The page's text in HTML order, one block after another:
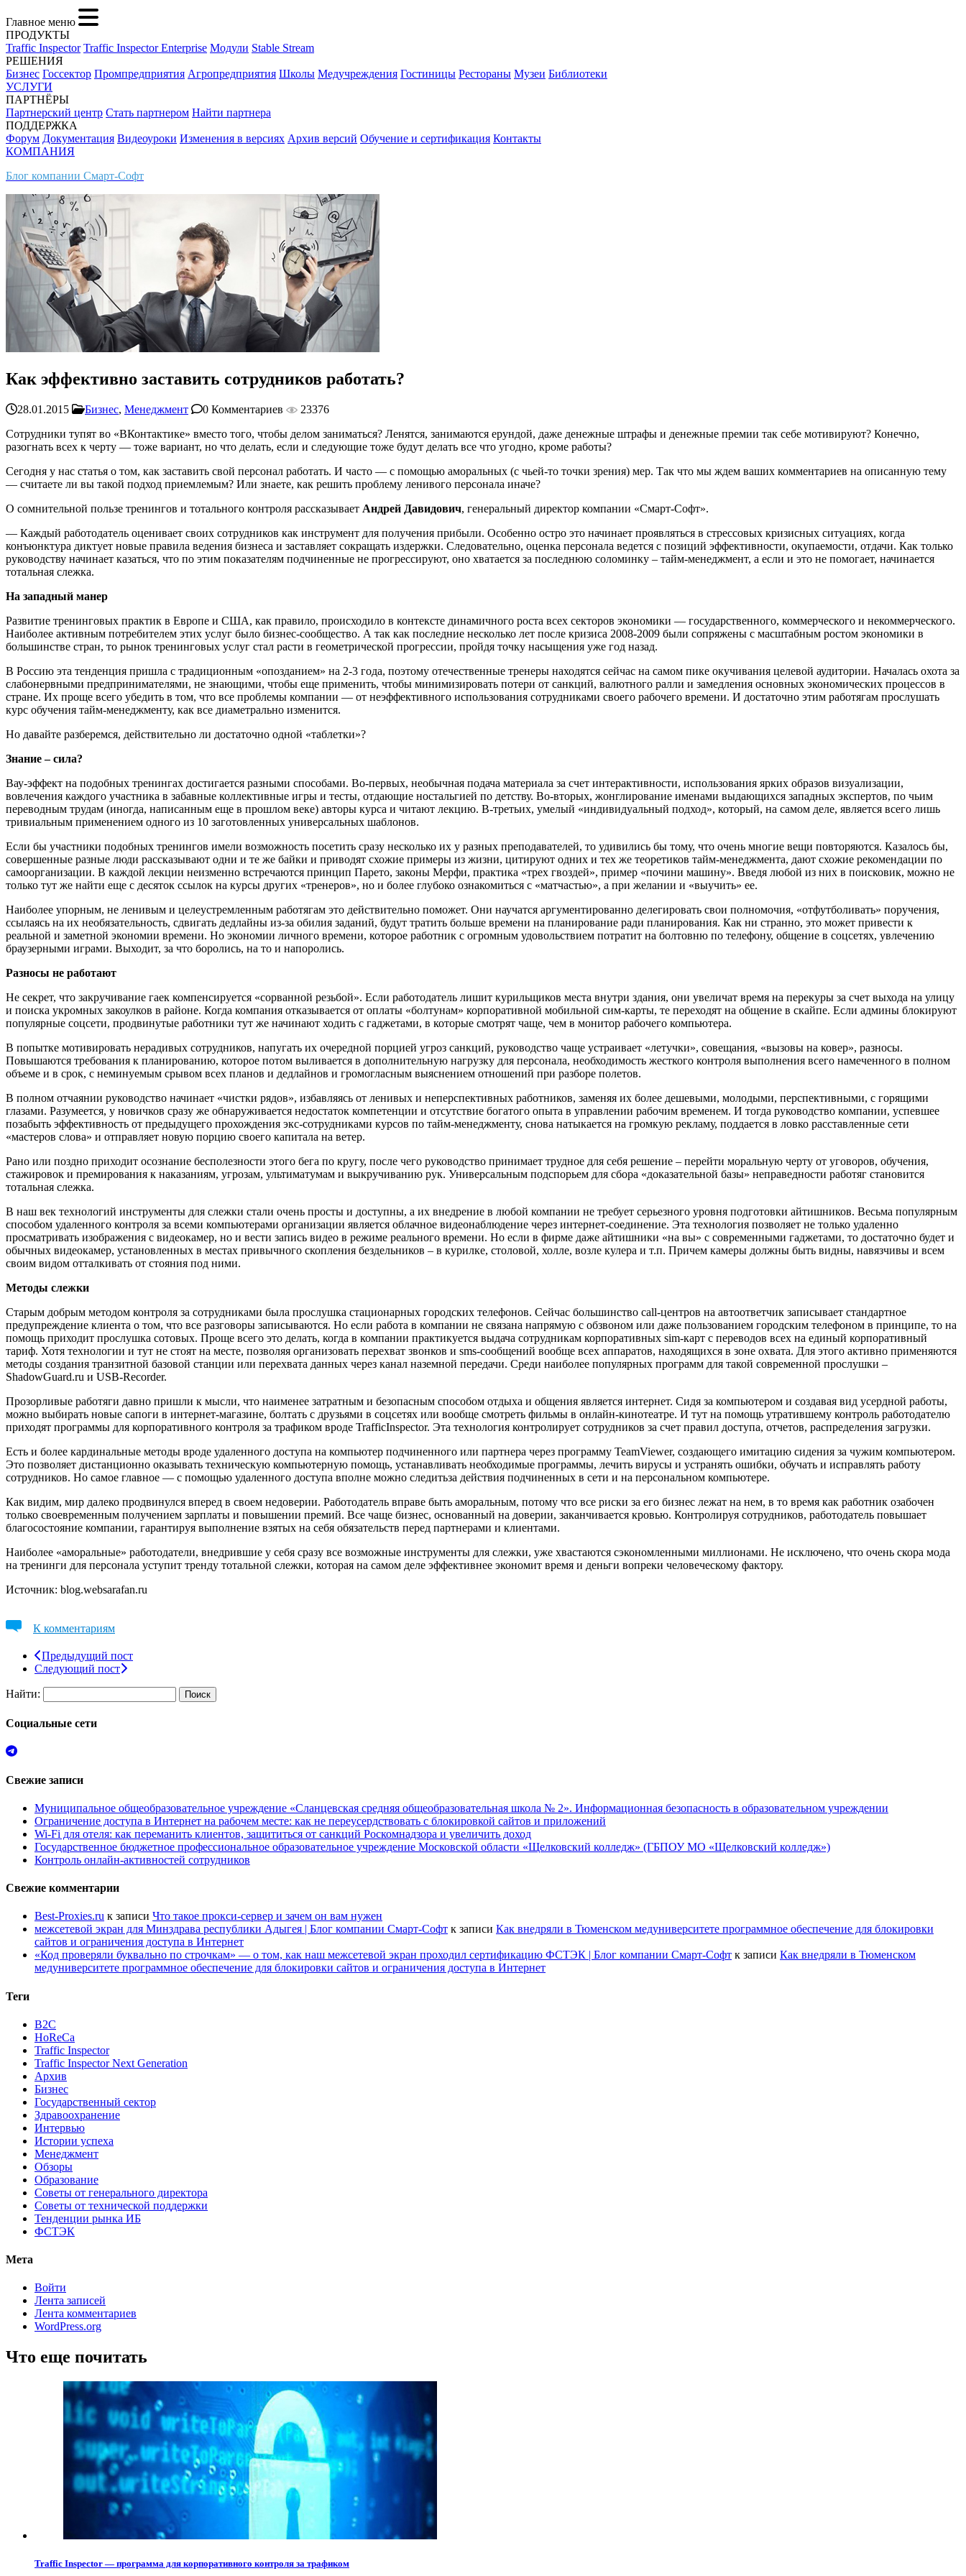
Главное меню
ПРОДУКТЫ
Traffic Inspector Traffic Inspector Enterprise Модули Stable Stream
РЕШЕНИЯ
Бизнес Госсектор Промпредприятия Агропредприятия Школы Медучреждения Гостиницы Рестораны Музеи Библиотеки
УСЛУГИ
ПАРТНЁРЫ
Партнерский центр Стать партнером Найти партнера
ПОДДЕРЖКА
Форум Документация Видеоуроки Изменения в версиях Архив версий Обучение и сертификация Контакты
КОМПАНИЯ
Блог компании Смарт-Софт
Как эффективно заставить сотрудников работать?
28.01.2015 Бизнес, Менеджмент 0 Комментариев
23376
Сотрудники тупят во «ВКонтактике» вместо того, чтобы делом заниматься? Ленятся, занимаются ерундой, даже денежные штрафы и денежные премии так себе мотивируют? Конечно,
разогнать всех к черту — тоже вариант, но что делать, если и следующие тоже будут делать все что угодно, кроме работы?
Сегодня у нас статья о том, как заставить свой персонал работать. И часто — с помощью аморальных (с чьей-то точки зрения) мер. Так что мы ждем ваших комментариев на описанную тему
— считаете ли вы такой подход приемлемым? Или знаете, как решить проблему ленивого персонала иначе?
О сомнительной пользе тренингов и тотального контроля рассказывает Андрей Давидович, генеральный директор компании «Смарт-Софт».
— Каждый работодатель оценивает своих сотрудников как инструмент для получения прибыли. Особенно остро это начинает проявляться в стрессовых кризисных ситуациях, когда
конъюнктура диктует новые правила ведения бизнеса и заставляет сокращать издержки. Следовательно, оценка персонала ведется с позиций эффективности, окупаемости, отдачи. Как только
руководству начинает казаться, что по этим показателям подчиненные не прогрессируют, оно хватается за последнюю соломинку – тайм-менеджмент, а если и это не помогает, начинается
тотальная слежка.
На западный манер
Развитие тренинговых практик в Европе и США, как правило, происходило в контексте динамичного роста всех секторов экономики — государственного, коммерческого и некоммерческого.
Наиболее активным потребителем этих услуг было бизнес-сообщество. А так как последние несколько лет после кризиса 2008-2009 были сопряжены с масштабным ростом экономики в
большинстве стран, то рынок тренинговых услуг стал расти в геометрической прогрессии, пройдя точку насыщения уже год назад.
В Россию эта тенденция пришла с традиционным «опозданием» на 2-3 года, поэтому отечественные тренеры находятся сейчас на самом пике окучивания целевой аудитории. Началась охота за
слабонервными предпринимателями, не знающими, чтобы еще применить, чтобы минимизировать потери от санкций, валютного ралли и замедления основных экономических процессов в
стране. Их проще всего убедить в том, что все проблемы компании — от неэффективного использования сотрудниками своего рабочего времени. И достаточно этим работягам прослушать
курс обучения тайм-менеджменту, как все диаметрально изменится.
Но давайте разберемся, действительно ли достаточно одной «таблетки»?
Знание – сила?
Вау-эффект на подобных тренингах достигается разными способами. Во-первых, необычная подача материала за счет интерактивности, использования ярких образов визуализации,
вовлечения каждого участника в забавные коллективные игры и тесты, отдающие ностальгией по детству. Во-вторых, жонглирование именами выдающихся западных экспертов, по чьим
переводным трудам (иногда, написанным еще в прошлом веке) авторы курса и читают лекцию. В-третьих, умелый «индивидуальный подход», который, на самом деле, является всего лишь
тривиальным применением одного из 10 заготовленных универсальных шаблонов.
Если бы участники подобных тренингов имели возможность посетить сразу несколько их у разных преподавателей, то удивились бы тому, что очень многие вещи повторяются. Казалось бы,
совершенные разные люди рассказывают одни и те же байки и приводят схожие примеры из жизни, цитируют одних и тех же теоретиков тайм-менеджмента, дают схожие рекомендации по
самоорганизации. В каждой лекции неизменно встречаются принцип Парето, законы Мерфи, практика «трех гвоздей», пример «почини машину». Введя любой из них в поисковик, можно не
только тут же найти еще с десяток ссылок на курсы других «тренеров», но и более глубоко ознакомиться с «матчастью», а при желании и «выучить» ее.
Наиболее упорным, не ленивым и целеустремленным работягам это действительно поможет. Они научатся аргументированно делегировать свои полномочия, «отфутболивать» поручения,
ссылаясь на их необязательность, сдвигать дедлайны из-за обилия заданий, будут тратить больше времени на планирование ради планирования. Как ни странно, это может привести к
реальной и заметной экономии времени. Но экономии личного времени, которое работник с огромным удовольствием потратит на болтовню по телефону, общение в соцсетях, увлечению
браузерными играми. Выходит, за что боролись, на то и напоролись.
Разносы не работают
Не секрет, что закручивание гаек компенсируется «сорванной резьбой». Если работодатель лишит курильщиков места внутри здания, они увеличат время на перекуры за счет выхода на улицу
и поиска укромных закоулков в районе. Когда компания отказывается от оплаты «болтунам» корпоративной мобильной сим-карты, те переходят на общение в скайпе. Если админы блокируют
популярные соцсети, продвинутые работники тут же начинают ходить с гаджетами, в которые смотрят чаще, чем в монитор рабочего компьютера.
В попытке мотивировать нерадивых сотрудников, напугать их очередной порцией угроз санкций, руководство чаще устраивает «летучки», совещания, «вызовы на ковер», разносы.
Повышаются требования к планированию, которое потом выливается в дополнительную нагрузку для персонала, необходимость жесткого контроля выполнения всего намеченного в полном
объеме и в срок, с неминуемым срывом всех планов и дедлайнов и громогласным выяснением отношений при разборе полетов.
В полном отчаянии руководство начинает «чистки рядов», избавляясь от ленивых и неперспективных работников, заменяя их более дешевыми, молодыми, перспективными, с горящими
глазами. Разумеется, у новичков сразу же обнаруживается недостаток компетенции и отсутствие богатого опыта в управлении рабочим временем. И тогда руководство компании, успевшее
позабыть эффективность от предыдущего прохождения экс-сотрудниками курсов по тайм-менеджменту, снова натыкается на громкую рекламу, поддается в ловко расставленные сети
«мастеров слова» и отправляет новую порцию своего капитала на ветер.
Рано или поздно приходит осознание бесполезности этого бега по кругу, после чего руководство принимает трудное для себя решение – перейти моральную черту от уговоров, обучения,
стажировок и премирования к наказаниям, угрозам, ультиматумам и выкручиванию рук. Универсальным подспорьем для сбора «доказательной базы» неправедности работяг становится
тотальная слежка.
В наш век технологий инструменты для слежки стали очень просты и доступны, а их внедрение в любой компании не требует серьезного уровня подготовки айтишников. Весьма популярным
способом удаленного контроля за всеми компьютерами организации является облачное видеонаблюдение через интернет-соединение. Эта технология позволяет не только удаленно
просматривать изображения с видеокамер, но и вести запись видео в режиме реального времени. Но если в фирме даже айтишники «на вы» с современными гаджетами, то достаточно будет и
обычных видеокамер, установленных в местах привычного скопления бездельников – в курилке, столовой, холле, возле кулера и т.п. Причем камеры должны быть видны, навязчивы и всем
своим видом отталкивать от стояния под ними.
Методы слежки
Старым добрым методом контроля за сотрудниками была прослушка стационарных городских телефонов. Сейчас большинство call-центров на автоответчик записывает стандартное
предупреждение клиента о том, что все разговоры записываются. Но если работа в компании не связана напрямую с обзвоном или даже пользованием городским телефоном в принципе, то на
помощь приходит прослушка сотовых. Проще всего это делать, когда в компании практикуется выдача сотрудникам корпоративных sim-карт с переводов всех на единый корпоративный
тариф. Хотя технологии и тут не стоят на месте, позволяя организовать перехват звонков и sms-сообщений вообще всех аппаратов, находящихся в зоне охвата. Для этого активно применяются
методы создания транзитной базовой станции или перехвата данных через канал наземной передачи. Среди наиболее популярных программ для такой современной прослушки –
ShadowGuard.ru и USB-Recorder.
Прозорливые работяги давно пришли к мысли, что наименее затратным и безопасным способом отдыха и общения является интернет. Сидя за компьютером и создавая вид усердной работы,
можно выбирать новые сапоги в интернет-магазине, болтать с друзьями в соцсетях или вообще смотреть фильмы в онлайн-кинотеатре. И тут на помощь утратившему контроль работодателю
приходят программы для корпоративного контроля за трафиком вроде TrafficInspector. Эта технология контролирует сотрудников за счет правил доступа, отчетов, распределения загрузки.
Есть и более кардинальные методы вроде удаленного доступа на компьютер подчиненного или партнера через программу TeamViewer, создающего имитацию сидения за чужим компьютером.
Это позволяет дистанционно оказывать техническую компьютерную помощь, устанавливать необходимые программы, лечить вирусы и устранять ошибки, обучать и исправлять работу
сотрудников. Но самое главное — с помощью удаленного доступа вполне можно следитьза действия подчиненных в сети и на персональном компьютере.
Как видим, мир далеко продвинулся вперед в своем недоверии. Работодатель вправе быть аморальным, потому что все риски за его бизнес лежат на нем, в то время как работник озабочен
только своевременным получением зарплаты и повышении премий. Все чаще бизнес, основанный на доверии, заканчивается кровью. Контролируя сотрудников, работодатель повышает
благосостояние компании, гарантируя выполнение взятых на себя обязательств перед партнерами и клиентами.
Наиболее «аморальные» работодатели, внедрившие у себя сразу все возможные инструменты для слежки, уже хвастаются сэкономленными миллионами. Не исключено, что очень скора мода
на тренинги для персонала уступит тренду тотальной слежки, которая на самом деле эффективнее экономит время и деньги вопреки человеческому фактору.
Источник: blog.websarafan.ru
К комментариям
Предыдущий пост
Следующий пост
Найти:
Социальные сети
Свежие записи
Муниципальное общеобразовательное учреждение «Сланцевская средняя общеобразовательная школа № 2». Информационная безопасность в образовательном учреждении
Ограничение доступа в Интернет на рабочем месте: как не переусердствовать с блокировкой сайтов и приложений
Wi-Fi для отеля: как переманить клиентов, защититься от санкций Роскомнадзора и увеличить доход
Государственное бюджетное профессиональное образовательное учреждение Московской области «Щелковский колледж» (ГБПОУ МО «Щелковский колледж»)
Контроль онлайн-активностей сотрудников
Свежие комментарии
Best-Proxies.ru к записи Что такое прокси-сервер и зачем он вам нужен
межсетевой экран для Минздрава республики Адыгея | Блог компании Смарт-Софт к записи Как внедряли в Тюменском медуниверситете программное обеспечение для блокировки
сайтов и ограничения доступа в Интернет
«Код проверяли буквально по строчкам» — о том, как наш межсетевой экран проходил сертификацию ФСТЭК | Блог компании Смарт-Софт к записи Как внедряли в Тюменском
медуниверситете программное обеспечение для блокировки сайтов и ограничения доступа в Интернет
Теги
B2C
HoReCa
Traffic Inspector
Traffic Inspector Next Generation
Архив
Бизнес
Государственный сектор
Здравоохранение
Интервью
Истории успеха
Менеджмент
Обзоры
Образование
Советы от генерального директора
Советы от технической поддержки
Тенденции рынка ИБ
ФСТЭК
Мета
Войти
Лента записей
Лента комментариев
WordPress.org
Что еще почитать
Traffic Inspector — программа для корпоративного контроля за трафиком